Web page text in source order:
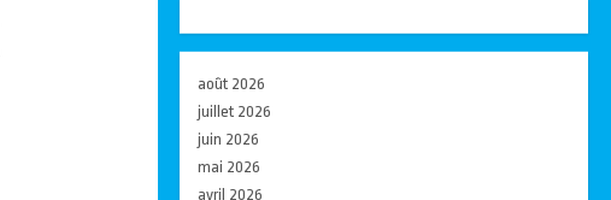
août 2026
juillet 2026
juin 2026
mai 2026
avril 2026